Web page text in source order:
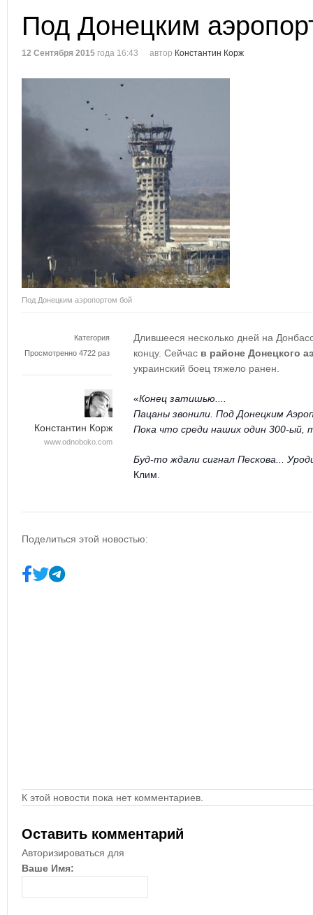
Под Донецким
12 Сентября 2015 года 16:43 автор Константин Корж
Под Донецким аэропортом бой
Категория
Просмотренно 4722 раз
Константин Корж
www.odnoboko.com
Длившееся несколько дней на
концу. Сейчас в районе Донецкого
украинский боец тяжело ранен.
«Конец затишью....
Пацаны звонили. Под Донецким
Пока что среди наших один 300-ый,
Буд-то ждали сигнал Пескова...
Клим.
Поделиться этой новостью:
К этой новости пока нет комментариев.
Оставить комментарий
Авторизироваться для
Ваше Имя: